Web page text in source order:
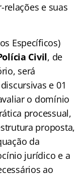
relações e suas
Específicos)
Civil, de
será
e 01
o domínio
processual,
proposta,
da
jurídico e a
ao